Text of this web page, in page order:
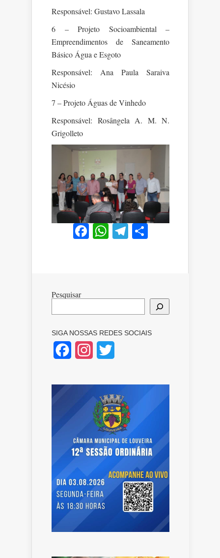
Responsável: Gustavo Lassala
6 – Projeto Socioambiental –
Empreendimentos de Saneamento
Básico Água e Esgoto
Responsável: Ana Paula Saraiva
Nicésio
7 – Projeto Águas de Vinhedo
Responsável: Rosângela A. M. N.
Grigolleto
Facebook
WhatsApp
Telegram
Pesquisar
SIGA NOSSAS REDES SOCIAIS
FacebookInstagram